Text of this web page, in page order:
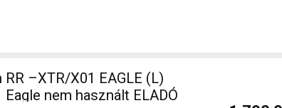
–XTR/X01 EAGLE (L)
nem használt ELADÓ